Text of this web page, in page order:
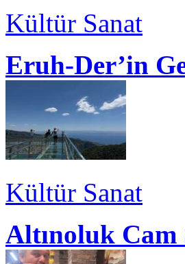
Kültür Sanat
Eruh-Der’in
Kültür Sanat
Altınoluk